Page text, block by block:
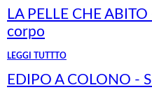
LA PELLE CHE
corpo
LEGGI TUTTTO
EDIPO A COLONO -